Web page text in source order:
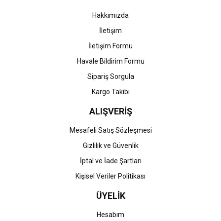
Gönder
Hakkımızda
İletişim
İletişim Formu
Havale Bildirim Formu
Sipariş Sorgula
Kargo Takibi
ALIŞVERİŞ
Mesafeli Satış Sözleşmesi
Gizlilik ve Güvenlik
İptal ve İade Şartları
Kişisel Veriler Politikası
ÜYELİK
Hesabım